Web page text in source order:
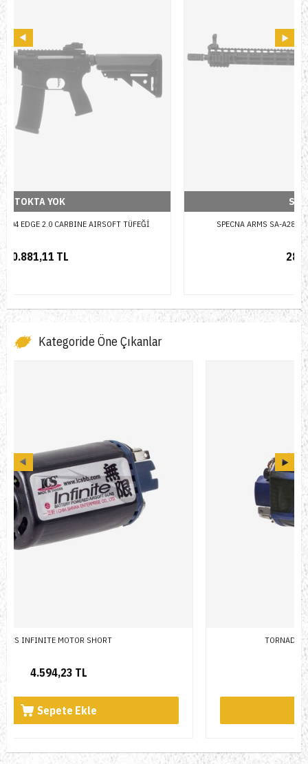
SPECNA ARMS SA-A28-M ONE CARBINE AIRSOFT TÜFEĞİ
Kategoride Öne Çıkanlar
TORNADO F2 HIGH SPEED MOTOR SHORT